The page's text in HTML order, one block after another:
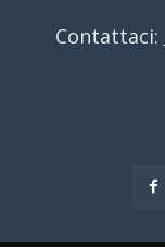
Contattaci: